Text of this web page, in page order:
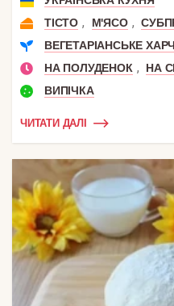
ТІСТО , М'ЯСО ,
ВЕГЕТАРІАНСЬКЕ
НА ПОЛУДЕНОК ,
НА
ВИПІЧКА
ЧИТАТИ ДАЛІ